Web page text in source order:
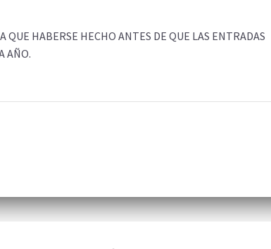
QUE HABERSE HECHO ANTES DE QUE LAS ENTRADAS
AÑO.